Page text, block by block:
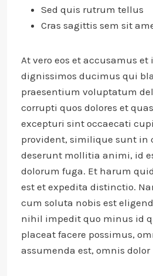
Sed quis rutrum tellus
Cras sagittis sem sit
At vero eos et accusamus et
dignissimos ducimus qui
praesentium voluptatum
corrupti quos dolores et
excepturi sint occaecati
provident, similique sunt in
deserunt mollitia animi, id
dolorum fuga. Et harum
est et expedita distinctio.
cum soluta nobis est
nihil impedit quo minus id
placeat facere possimus,
assumenda est, omnis